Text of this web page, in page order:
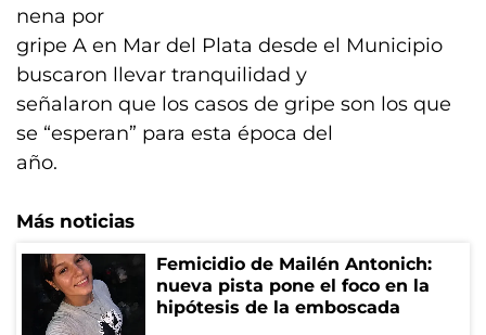
nena por
gripe A en Mar del Plata desde el Municipio
buscaron llevar tranquilidad y
señalaron que los casos de gripe son los que
se “esperan” para esta época del
año.
Más noticias
Femicidio de Mailén Antonich:
nueva pista pone el foco en la
hipótesis de la emboscada